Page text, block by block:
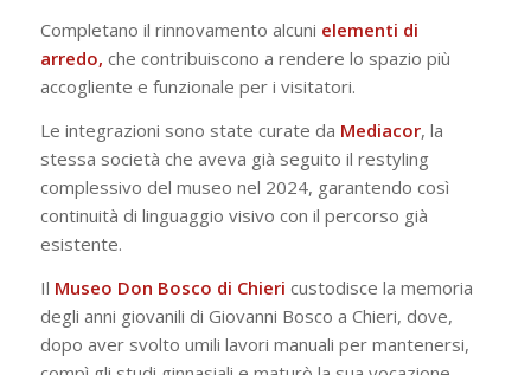
Completano il rinnovamento alcuni elementi di
arredo, che contribuiscono a rendere lo spazio più
accogliente e funzionale per i visitatori.
Le integrazioni sono state curate da Mediacor, la
stessa società che aveva già seguito il restyling
complessivo del museo nel 2024, garantendo così
continuità di linguaggio visivo con il percorso già
esistente.
Il Museo Don Bosco di Chieri custodisce la memoria
degli anni giovanili di Giovanni Bosco a Chieri, dove,
dopo aver svolto umili lavori manuali per mantenersi,